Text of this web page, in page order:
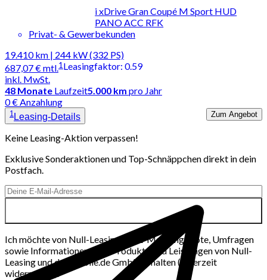
i xDrive Gran Coupé M Sport HUD
PANO ACC RFK
Privat- & Gewerbekunden
19.410 km | 244 kW (332 PS)
687,07 €mtl.1
inkl. MwSt.
Leasingfaktor: 0.59
48 Monate Laufzeit5.000 km pro Jahr
0 € Anzahlung
1 Leasing-Details Zum Angebot
Keine Leasing-Aktion verpassen!
Exklusive Sonderaktionen und Top-Schnäppchen direkt in dein
Postfach.
Ich möchte von Null-Leasing per E-Mail Angebote, Umfragen
sowie Informationen über Produkte und Leistungen von Null-
Leasing und der mobile.de GmbH erhalten (jederzeit
widerrufbar).